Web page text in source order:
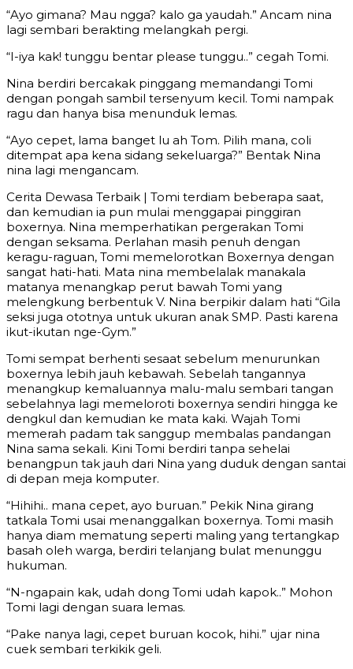
“Ayo gimana? Mau ngga? kalo ga yaudah.” Ancam nina
lagi sembari berakting melangkah pergi.
“I-iya kak! tunggu bentar please tunggu..” cegah Tomi.
Nina berdiri bercakak pinggang memandangi Tomi
dengan pongah sambil tersenyum kecil. Tomi nampak
ragu dan hanya bisa menunduk lemas.
“Ayo cepet, lama banget lu ah Tom. Pilih mana, coli
ditempat apa kena sidang sekeluarga?” Bentak Nina
nina lagi mengancam.
Cerita Dewasa Terbaik | Tomi terdiam beberapa saat,
dan kemudian ia pun mulai menggapai pinggiran
boxernya. Nina memperhatikan pergerakan Tomi
dengan seksama. Perlahan masih penuh dengan
keragu-raguan, Tomi memelorotkan Boxernya dengan
sangat hati-hati. Mata nina membelalak manakala
matanya menangkap perut bawah Tomi yang
melengkung berbentuk V. Nina berpikir dalam hati “Gila
seksi juga ototnya untuk ukuran anak SMP. Pasti karena
ikut-ikutan nge-Gym.”
Tomi sempat berhenti sesaat sebelum menurunkan
boxernya lebih jauh kebawah. Sebelah tangannya
menangkup kemaluannya malu-malu sembari tangan
sebelahnya lagi memeloroti boxernya sendiri hingga ke
dengkul dan kemudian ke mata kaki. Wajah Tomi
memerah padam tak sanggup membalas pandangan
Nina sama sekali. Kini Tomi berdiri tanpa sehelai
benangpun tak jauh dari Nina yang duduk dengan santai
di depan meja komputer.
“Hihihi.. mana cepet, ayo buruan.” Pekik Nina girang
tatkala Tomi usai menanggalkan boxernya. Tomi masih
hanya diam mematung seperti maling yang tertangkap
basah oleh warga, berdiri telanjang bulat menunggu
hukuman.
“N-ngapain kak, udah dong Tomi udah kapok..” Mohon
Tomi lagi dengan suara lemas.
“Pake nanya lagi, cepet buruan kocok, hihi.” ujar nina
cuek sembari terkikik geli.